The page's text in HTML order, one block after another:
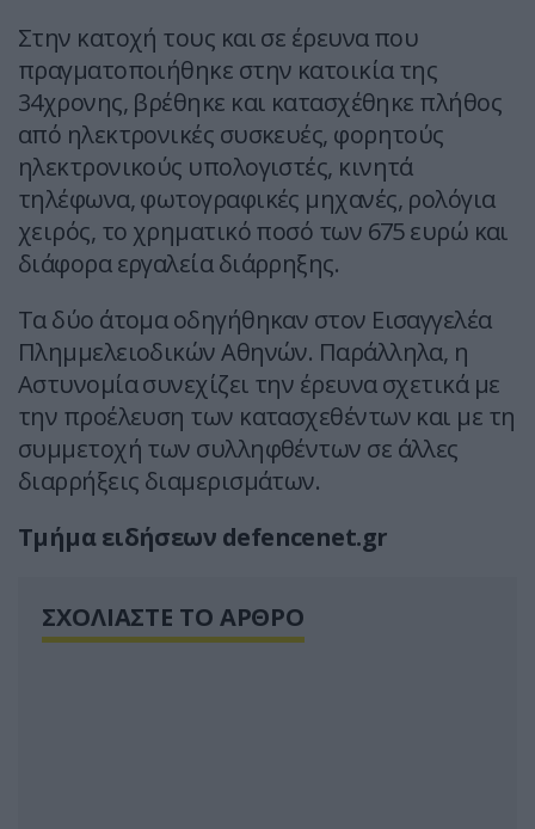
Στην κατοχή τους και σε έρευνα που
πραγματοποιήθηκε στην κατοικία της
34χρονης, βρέθηκε και κατασχέθηκε πλήθος
από ηλεκτρονικές συσκευές, φορητούς
ηλεκτρονικούς υπολογιστές, κινητά
τηλέφωνα, φωτογραφικές μηχανές, ρολόγια
χειρός, το χρηματικό ποσό των 675 ευρώ και
διάφορα εργαλεία διάρρηξης.
Τα δύο άτομα οδηγήθηκαν στον Εισαγγελέα
Πλημμελειοδικών Αθηνών. Παράλληλα, η
Αστυνομία συνεχίζει την έρευνα σχετικά με
την προέλευση των κατασχεθέντων και με τη
συμμετοχή των συλληφθέντων σε άλλες
διαρρήξεις διαμερισμάτων.
Tμήμα ειδήσεων defencenet.gr
ΣΧΟΛΙΑΣΤΕ ΤΟ ΑΡΘΡΟ